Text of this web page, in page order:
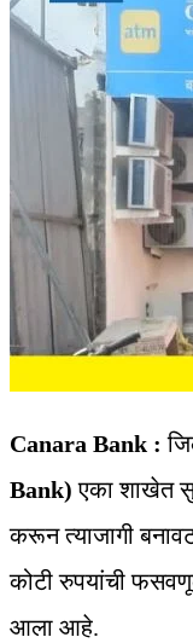
Canara Bank :
Bank) एका शाखेत
करून त्याजागी
कोटी रुपयांची
आला आहे.